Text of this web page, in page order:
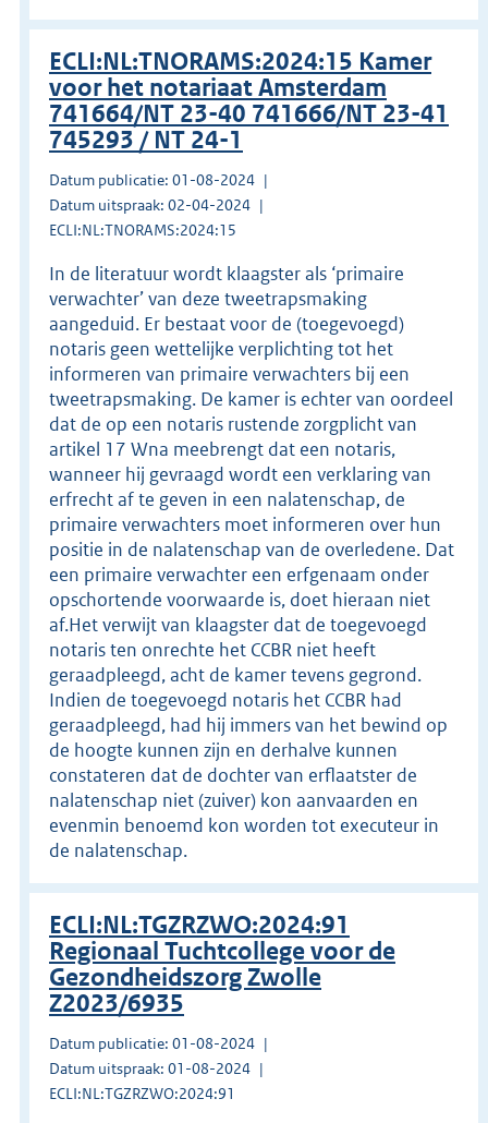
ECLI:NL:TNORAMS:2024:15 Kamer
voor het notariaat Amsterdam
741664/NT 23-40 741666/NT 23-41
745293 / NT 24-1
Datum publicatie: 01-08-2024
Datum uitspraak: 02-04-2024
ECLI:NL:TNORAMS:2024:15
In de literatuur wordt klaagster als ‘primaire
verwachter’ van deze tweetrapsmaking
aangeduid. Er bestaat voor de (toegevoegd)
notaris geen wettelijke verplichting tot het
informeren van primaire verwachters bij een
tweetrapsmaking. De kamer is echter van oordeel
dat de op een notaris rustende zorgplicht van
artikel 17 Wna meebrengt dat een notaris,
wanneer hij gevraagd wordt een verklaring van
erfrecht af te geven in een nalatenschap, de
primaire verwachters moet informeren over hun
positie in de nalatenschap van de overledene. Dat
een primaire verwachter een erfgenaam onder
opschortende voorwaarde is, doet hieraan niet
af.Het verwijt van klaagster dat de toegevoegd
notaris ten onrechte het CCBR niet heeft
geraadpleegd, acht de kamer tevens gegrond.
Indien de toegevoegd notaris het CCBR had
geraadpleegd, had hij immers van het bewind op
de hoogte kunnen zijn en derhalve kunnen
constateren dat de dochter van erflaatster de
nalatenschap niet (zuiver) kon aanvaarden en
evenmin benoemd kon worden tot executeur in
de nalatenschap.
ECLI:NL:TGZRZWO:2024:91
Regionaal Tuchtcollege voor de
Gezondheidszorg Zwolle
Z2023/6935
Datum publicatie: 01-08-2024
Datum uitspraak: 01-08-2024
ECLI:NL:TGZRZWO:2024:91